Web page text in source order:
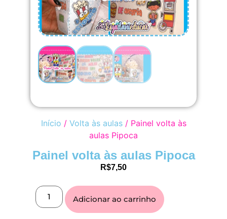
Início / Volta às aulas/ Painel volta às
aulas Pipoca
Painel volta às aulas Pipoca
R$7,50
Adicionar ao carrinho